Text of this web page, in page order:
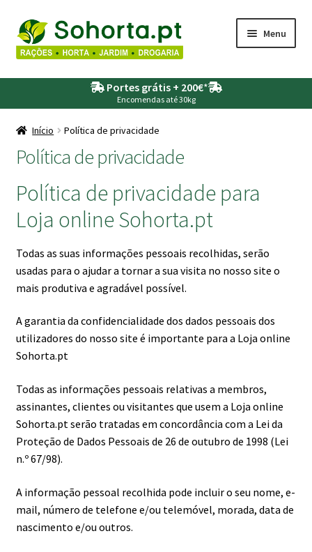
Ir
para
a
navegação
Saltar
para
o
conteúdo
Menu
Agricultura
Drogaria
Depósitos – Fossas
Jardim
Portes grátis + 200€*
Encomendas até 30kg
Início Política de privacidade
Política de privacidade
Política de privacidade para
Loja online Sohorta.pt
Todas as suas informações pessoais recolhidas, serão
usadas para o ajudar a tornar a sua visita no nosso site o
mais produtiva e agradável possível.
A garantia da confidencialidade dos dados pessoais dos
utilizadores do nosso site é importante para a Loja online
Sohorta.pt
Todas as informações pessoais relativas a membros,
assinantes, clientes ou visitantes que usem a Loja online
Sohorta.pt serão tratadas em concordância com a Lei da
Proteção de Dados Pessoais de 26 de outubro de 1998 (Lei
n.º 67/98).
A informação pessoal recolhida pode incluir o seu nome, e-
mail, número de telefone e/ou telemóvel, morada, data de
nascimento e/ou outros.